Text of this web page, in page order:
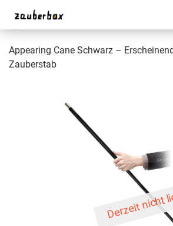
Appearing Cane Schwarz –
Zauberstab
Derzeit nicht